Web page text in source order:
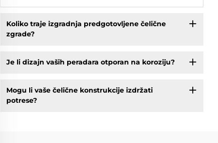
Koliko traje izgradnja predgotovljene čelične
zgrade?
Je li dizajn vaših peradara otporan na koroziju?
Mogu li vaše čelične konstrukcije izdržati
potrese?